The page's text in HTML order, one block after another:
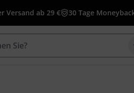
Versand ab 29 € 30 Tage